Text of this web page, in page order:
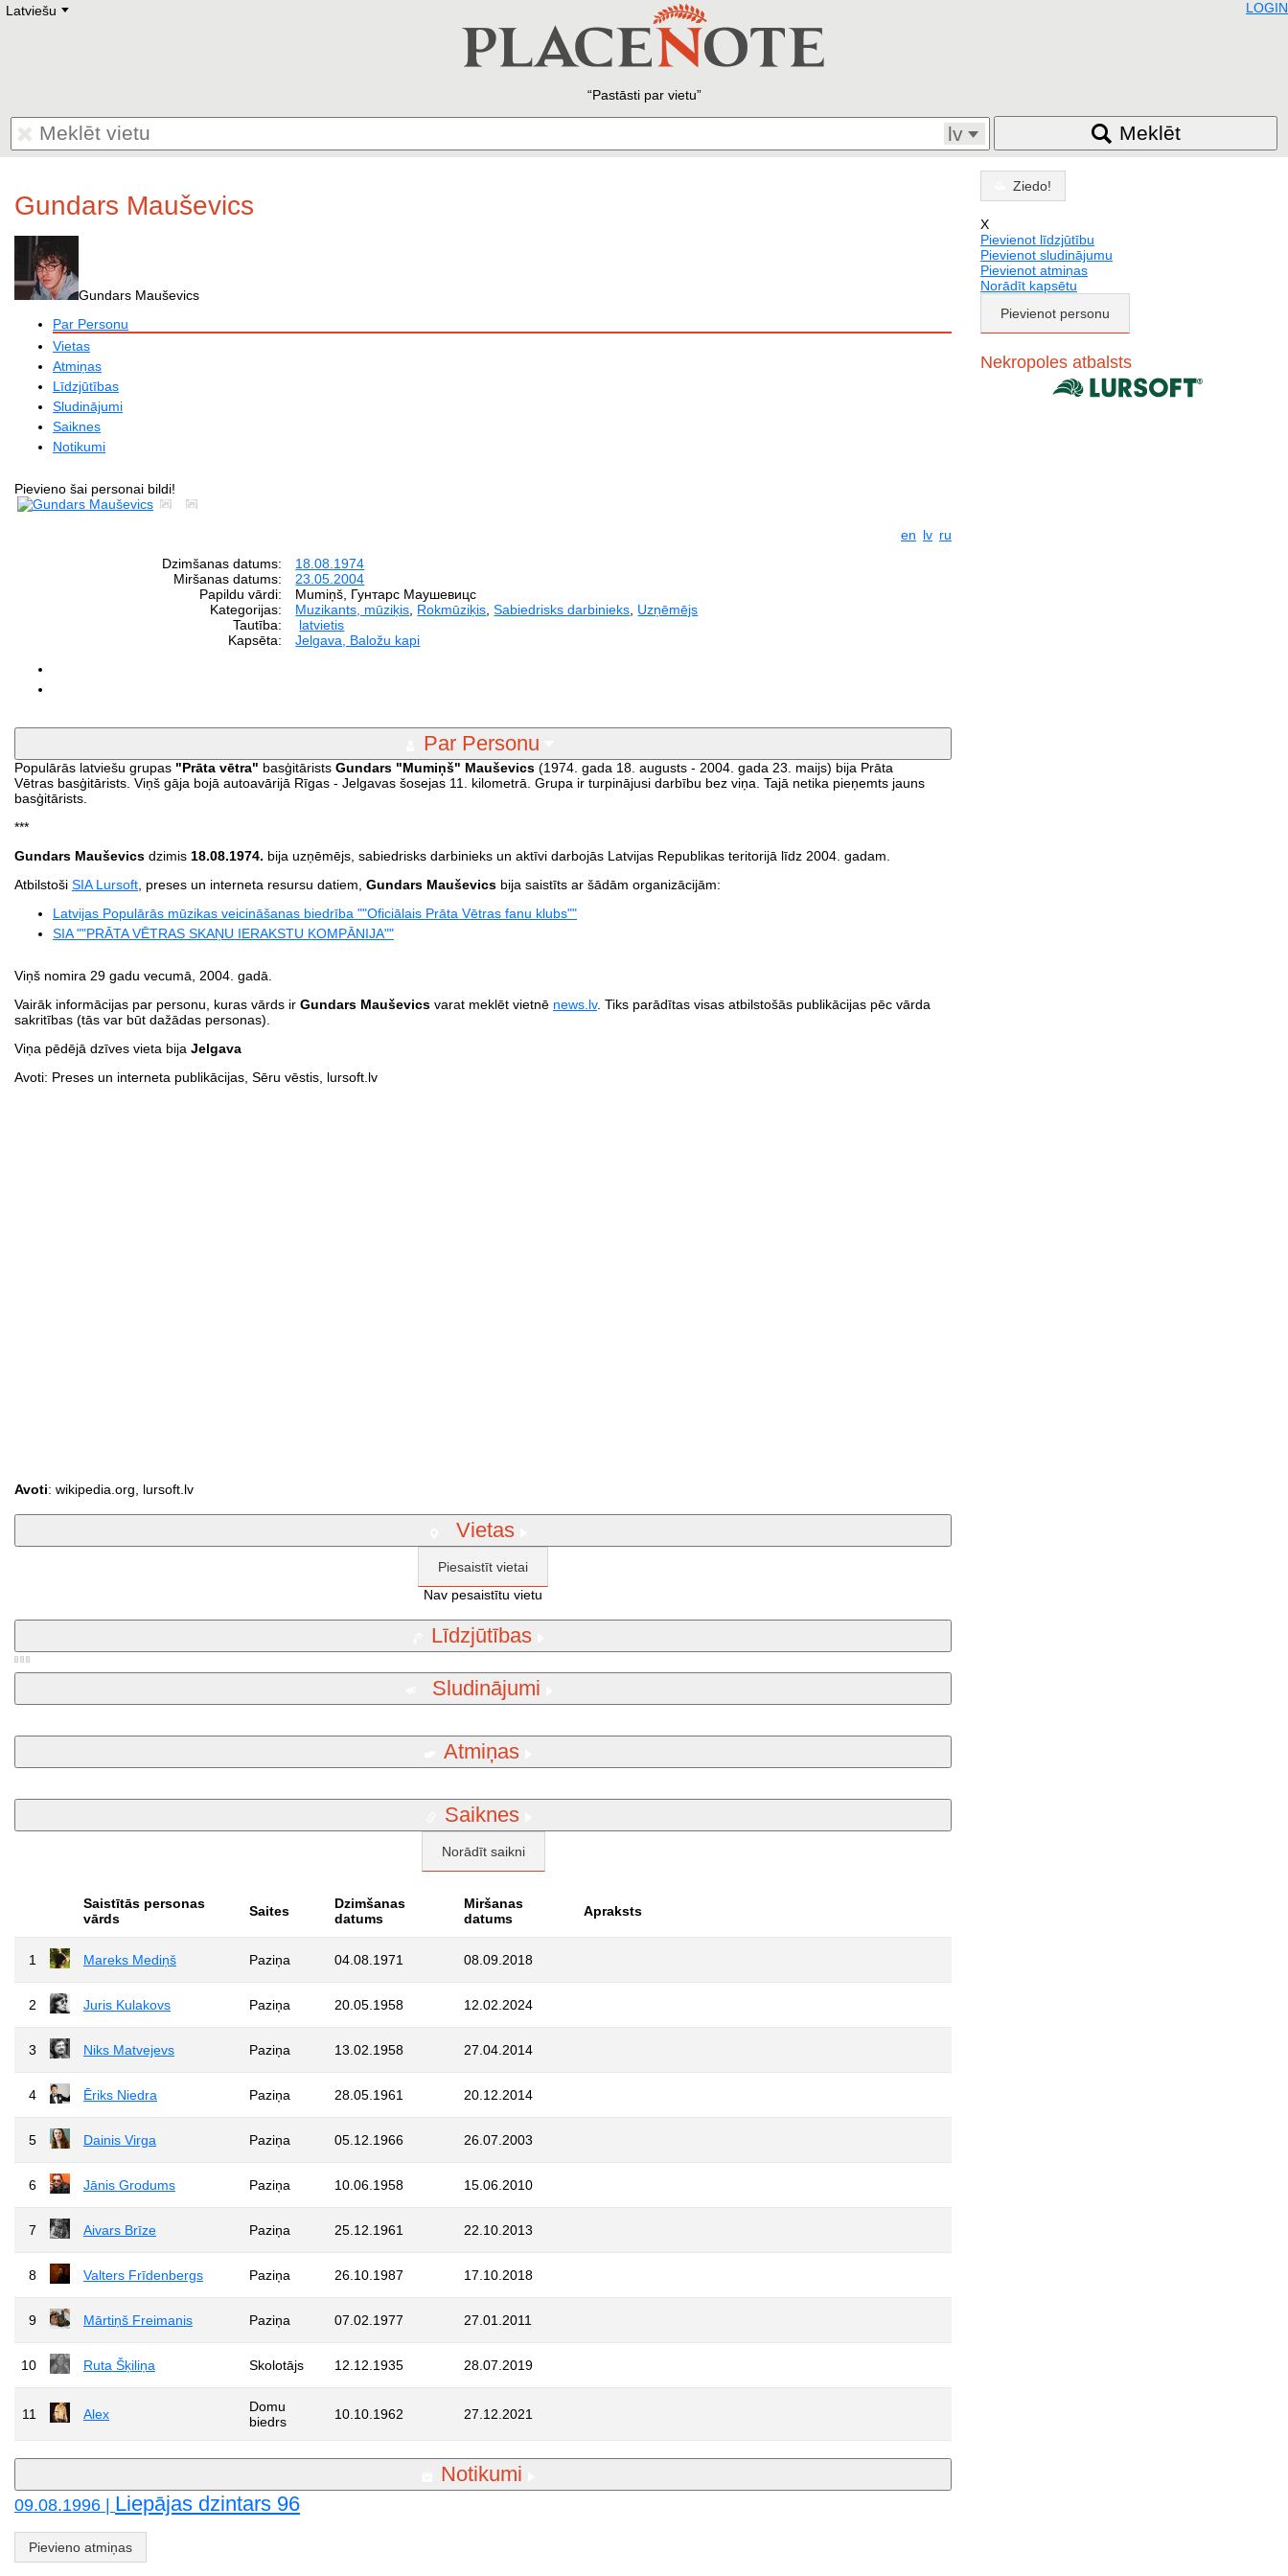
Latviešu E
Deutsch
Polski
Hebrew
LOGIN
Pastāsti par vietu
lv Meklēt
Gundars Mauševics
Gundars Mauševics
Par Personu
Vietas
Atmiņas
Līdzjūtības
Sludinājumi
Saiknes
Notikumi
Pievieno šai personai bildi!
en lv ru
Dzimšanas datums:
18.08.1974
Miršanas datums:
23.05.2004
Papildu vārdi:
Mumiņš, Гунтарс Маушевицс
Kategorijas:
Muzikants, mūziķis Rokmūziķis ,Sabiedrisks darbinieks Uzņēmējs
Tautība:
latvietis
Kapsēta:
Jelgava, Baložu kapi
Par Personu
Populārās latviešu grupas "Prāta vētra" basģitārists Gundars "Mumiņš" Mauševics (1974. gada 18. augusts - 2004. gada 23. maijs) bija Prāta
Vētras basģitārists. Viņš gāja bojā autoavārijā Rīgas - Jelgavas šosejas 11. kilometrā. Grupa ir turpinājusi darbību bez viņa. Tajā netika pieņemts jauns
basģitārists.
***
Gundars Mauševics dzimis 18.08.1974. bija uzņēmējs, sabiedrisks darbinieks un aktīvi darbojās Latvijas Republikas teritorijā līdz 2004. gadam.
Atbilstoši SIA Lursoft , preses un interneta resursu datiem, Gundars Mauševics bija saistīts ar šādām organizācijām:
Latvijas Populārās mūzikas veicināšanas biedrība ""Oficiālais Prāta Vētras fanu klubs""
SIA ""PRĀTA VĒTRAS SKAŅU IERAKSTU KOMPĀNIJA""
Viņš nomira 29 gadu vecumā, 2004. gadā.
Vairāk informācijas par personu, kuras vārds ir Gundars Mauševics varat meklēt vietnē news.lv. Tiks parādītas visas atbilstošās publikācijas pēc vārda
sakritības (tās var būt dažādas personas).
Viņa pēdējā dzīves vieta bija Jelgava
Avoti: Preses un interneta publikācijas, Sēru vēstis, lursoft.lv
Avoti: wikipedia.org, lursoft.lv
Vietas
Piesaistīt vietai
Nav pesaistītu vietu
Līdzjūtības
Sludinājumi
Atmiņas
Saiknes
Norādīt saikni
Saistītās personas
vārds
Saites
Dzimšanas
datums
Miršanas
datums
Apraksts
1 Mareks Mediņš Paziņa 04.08.1971 08.09.2018
2 Juris Kulakovs Paziņa 20.05.1958 12.02.2024
3 Niks Matvejevs Paziņa 13.02.1958 27.04.2014
4 Ēriks Niedra Paziņa 28.05.1961 20.12.2014
5 Dainis Virga Paziņa 05.12.1966 26.07.2003
6 Jānis Grodums Paziņa 10.06.1958 15.06.2010
7 Aivars Brīze Paziņa 25.12.1961 22.10.2013
8 Valters Frīdenbergs Paziņa 26.10.1987 17.10.2018
9 Mārtiņš Freimanis Paziņa 07.02.1977 27.01.2011
10 Ruta Šķiliņa Skolotājs 12.12.1935 28.07.2019
11 Alex
Domu
biedrs
10.10.1962 27.12.2021
Notikumi
09.08.1996 | Liepājas dzintars 96
Pievieno atmiņas
Ziedo!
X
Pievienot līdzjūtību
Pievienot sludinājumu
Pievienot atmiņas
Norādīt kapsētu
Pievienot personu
Nekropoles atbalsts